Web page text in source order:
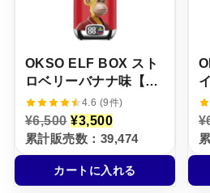
た
。
。
OKSO ELF BOX スト
ロベリーバナナ味【ニ
コパフ】5%4.6 (9件)
¥6,500 元
の
価
格
は
¥
¥3,500現
在
の
価
格
は
累計販売数：39,474
カートに入れる
¥